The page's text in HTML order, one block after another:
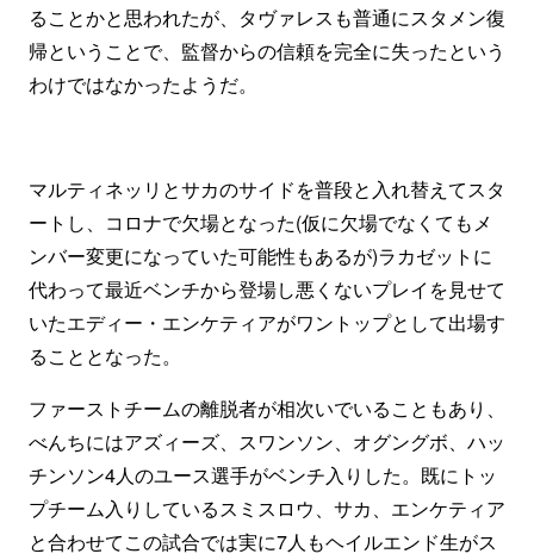
ることかと思われたが、タヴァレスも普通にスタメン復
帰ということで、監督からの信頼を完全に失ったという
わけではなかったようだ。
マルティネッリとサカのサイドを普段と入れ替えてスタ
ートし、コロナで欠場となった(仮に欠場でなくてもメ
ンバー変更になっていた可能性もあるが)ラカゼットに
代わって最近ベンチから登場し悪くないプレイを見せて
いたエディー・エンケティアがワントップとして出場す
ることとなった。
ファーストチームの離脱者が相次いでいることもあり、
べんちにはアズィーズ、スワンソン、オグングボ、ハッ
チンソン4人のユース選手がベンチ入りした。既にトッ
プチーム入りしているスミスロウ、サカ、エンケティア
と合わせてこの試合では実に7人もヘイルエンド生がス